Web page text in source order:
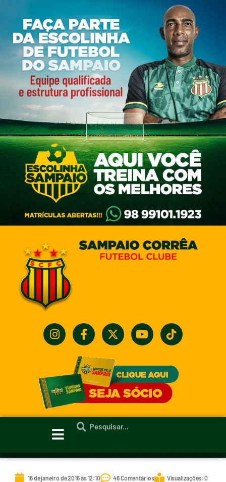
16 de janeiro de 2016 às 12:10 46 Comentários Visualizações: 0